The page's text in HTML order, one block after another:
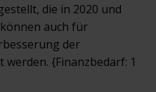
die in 2020 und
auch für
der
{Finanzbedarf: 1